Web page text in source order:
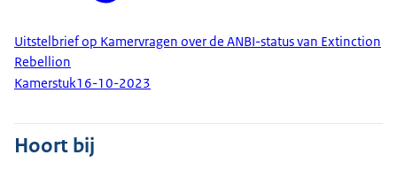
Uitstelbrief op Kamervragen over de ANBI-status van Extinction
Rebellion
Kamerstuk16-10-2023
Hoort bij